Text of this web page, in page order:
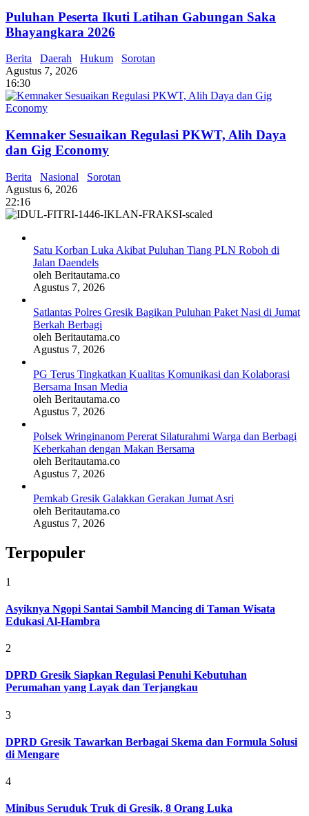
Puluhan Peserta Ikuti Latihan Gabungan Saka
Bhayangkara 2026
Berita Daerah Hukum
Sorotan
Agustus 7, 2026
16:30
Kemnaker Sesuaikan Regulasi PKWT, Alih Daya
dan Gig Economy
Berita Nasional
Sorotan
Agustus 6, 2026
22:16
Satu Korban Luka Akibat Puluhan Tiang PLN Roboh di
Jalan Daendels
oleh Beritautama.co
Agustus 7, 2026
Satlantas Polres Gresik Bagikan Puluhan Paket Nasi di Jumat
Berkah Berbagi
oleh Beritautama.co
Agustus 7, 2026
PG Terus Tingkatkan Kualitas Komunikasi dan Kolaborasi
Bersama Insan Media
oleh Beritautama.co
Agustus 7, 2026
Polsek Wringinanom Pererat Silaturahmi Warga dan Berbagi
Keberkahan dengan Makan Bersama
oleh Beritautama.co
Agustus 7, 2026
Pemkab Gresik Galakkan Gerakan Jumat Asri
oleh Beritautama.co
Agustus 7, 2026
Terpopuler
1
Asyiknya Ngopi Santai Sambil Mancing di Taman Wisata
Edukasi Al-Hambra
2
DPRD Gresik Siapkan Regulasi Penuhi Kebutuhan
Perumahan yang Layak dan Terjangkau
3
DPRD Gresik Tawarkan Berbagai Skema dan Formula Solusi
di Mengare
4
Minibus Seruduk Truk di Gresik, 8 Orang Luka